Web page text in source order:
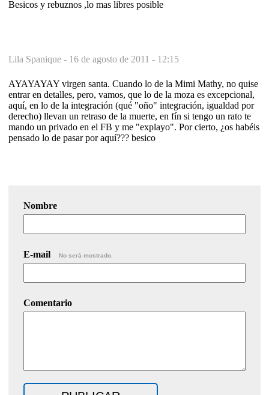
Besicos y rebuznos ,lo mas libres posible
Lila Spanique - 16 de agosto de 2011 - 12:15
AYAYAYAY virgen santa. Cuando lo de la Mimi Mathy, no quise
entrar en detalles, pero, vamos, que lo de la moza es excepcional,
aquí, en lo de la integración (qué "oño" integración, igualdad por
derecho) llevan un retraso de la muerte, en fín si tengo un rato te
mando un privado en el FB y me "explayo". Por cierto, ¿os habéis
pensado lo de pasar por aquí??? besico
Nombre
E-mail No será mostrado.
Comentario